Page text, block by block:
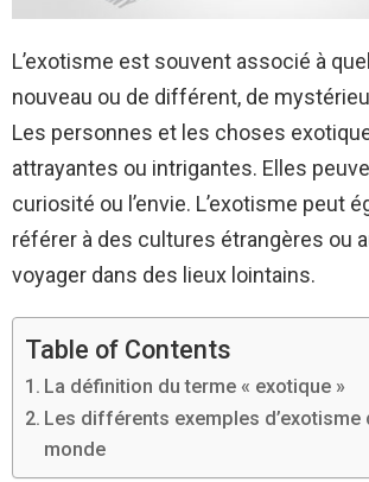
L’exotisme est souvent associé à
nouveau ou de différent, de
Les personnes et les choses
attrayantes ou intrigantes. Elles
curiosité ou l’envie. L’exotisme peut
référer à des cultures étrangères ou
voyager dans des lieux lointains.
Table of Contents
La définition du terme « exotique »
Les différents exemples d’exotisme
monde